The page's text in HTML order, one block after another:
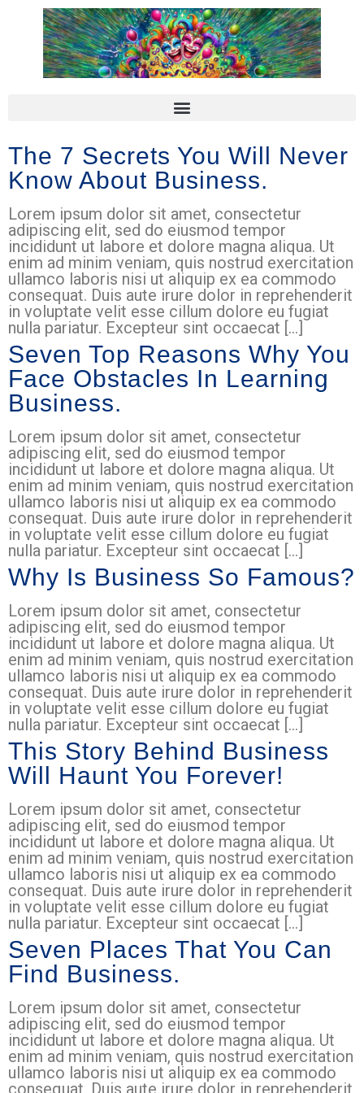
inhoud
The 7 Secrets You Will Never
Know About Business.
Lorem ipsum dolor sit amet, consectetur
adipiscing elit, sed do eiusmod tempor
incididunt ut labore et dolore magna aliqua. Ut
enim ad minim veniam, quis nostrud exercitation
ullamco laboris nisi ut aliquip ex ea commodo
consequat. Duis aute irure dolor in reprehenderit
in voluptate velit esse cillum dolore eu fugiat
nulla pariatur. Excepteur sint occaecat […]
Seven Top Reasons Why You
Face Obstacles In Learning
Business.
Lorem ipsum dolor sit amet, consectetur
adipiscing elit, sed do eiusmod tempor
incididunt ut labore et dolore magna aliqua. Ut
enim ad minim veniam, quis nostrud exercitation
ullamco laboris nisi ut aliquip ex ea commodo
consequat. Duis aute irure dolor in reprehenderit
in voluptate velit esse cillum dolore eu fugiat
nulla pariatur. Excepteur sint occaecat […]
Why Is Business So Famous?
Lorem ipsum dolor sit amet, consectetur
adipiscing elit, sed do eiusmod tempor
incididunt ut labore et dolore magna aliqua. Ut
enim ad minim veniam, quis nostrud exercitation
ullamco laboris nisi ut aliquip ex ea commodo
consequat. Duis aute irure dolor in reprehenderit
in voluptate velit esse cillum dolore eu fugiat
nulla pariatur. Excepteur sint occaecat […]
This Story Behind Business
Will Haunt You Forever!
Lorem ipsum dolor sit amet, consectetur
adipiscing elit, sed do eiusmod tempor
incididunt ut labore et dolore magna aliqua. Ut
enim ad minim veniam, quis nostrud exercitation
ullamco laboris nisi ut aliquip ex ea commodo
consequat. Duis aute irure dolor in reprehenderit
in voluptate velit esse cillum dolore eu fugiat
nulla pariatur. Excepteur sint occaecat […]
Seven Places That You Can
Find Business.
Lorem ipsum dolor sit amet, consectetur
adipiscing elit, sed do eiusmod tempor
incididunt ut labore et dolore magna aliqua. Ut
enim ad minim veniam, quis nostrud exercitation
ullamco laboris nisi ut aliquip ex ea commodo
consequat. Duis aute irure dolor in reprehenderit